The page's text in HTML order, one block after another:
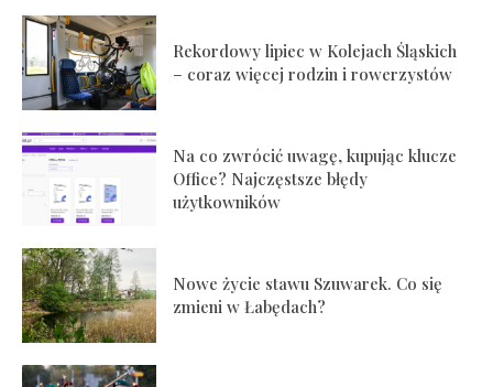
Rekordowy lipiec w Kolejach Śląskich
– coraz więcej rodzin i rowerzystów
Na co zwrócić uwagę, kupując klucze
Office? Najczęstsze błędy
użytkowników
Nowe życie stawu Szuwarek. Co się
zmieni w Łabędach?